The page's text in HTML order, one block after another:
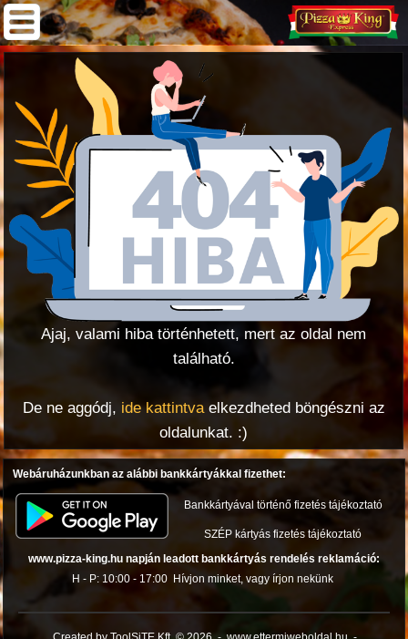
Ajaj, valami hiba történhetett, mert az oldal nem
található.
De ne aggódj, ide kattintvaelkezdheted böngészni az
oldalunkat. :)
Webáruházunkban az alábbi bankkártyákkal fizethet:
Bankkártyával történő fizetés tájékoztató
SZÉP kártyás fizetés tájékoztató
www.pizza-king.hu napján leadott bankkártyás rendelés reklamáció:
H - P: 10:00 - 17:00 Hívjon minket, vagy írjon nekünk